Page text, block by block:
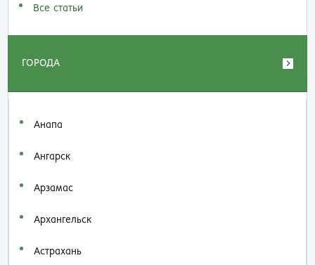
Все статьи
ГОРОДА
Анапа
Ангарск
Арзамас
Архангельск
Астрахань